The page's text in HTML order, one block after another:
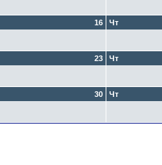
16 Чт
23 Чт
30 Чт